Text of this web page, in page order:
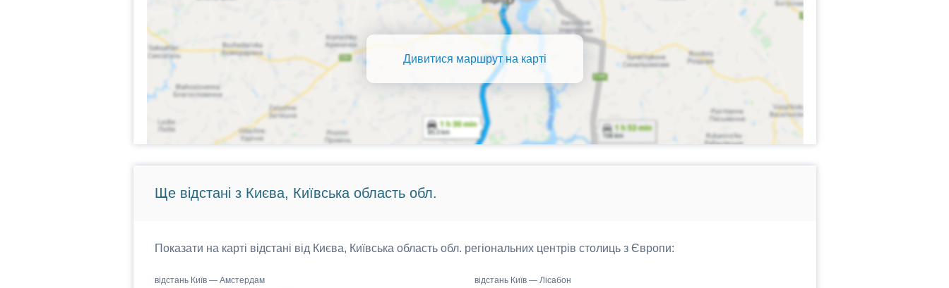
Дивитися маршрут на карті
Ще відстані з Києва, Київська область обл.
Показати на карті відстані від Києва, Київська область обл. регіональних центрів столиць з Європи:
відстань Київ — Амстердам
відстань Київ — Лісабон